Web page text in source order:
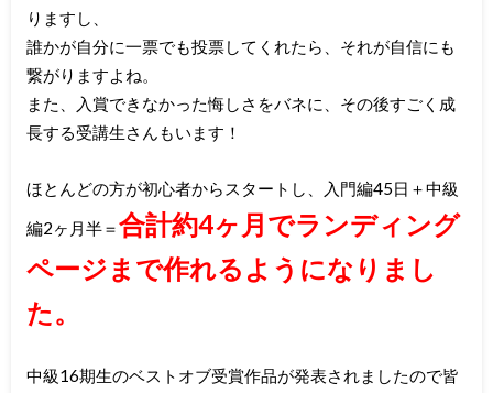
りますし、
誰かが自分に一票でも投票してくれたら、それが自信にも
繋がりますよね。
また、入賞できなかった悔しさをバネに、その後すごく成
長する受講生さんもいます！
ほとんどの方が初心者からスタートし、入門編45日＋中級
編2ヶ月半＝合計約4ヶ月でランディング
ページまで作れるようになりまし
た 。
中級16期生のベストオブ受賞作品が発表されましたので皆